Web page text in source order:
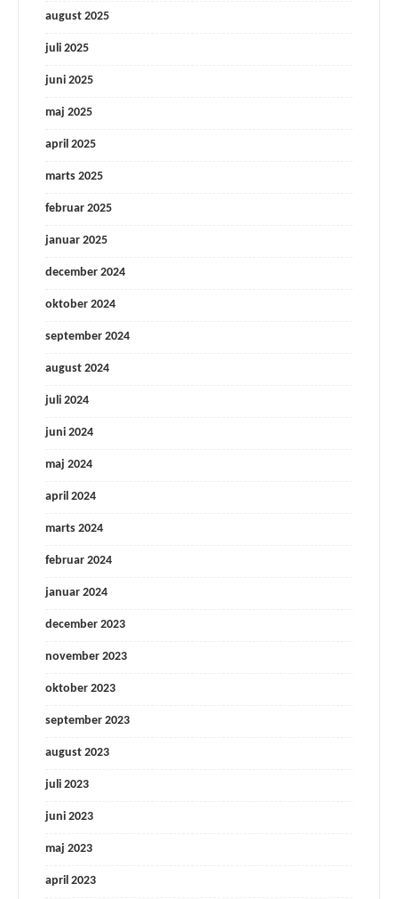
august 2025
juli 2025
juni 2025
maj 2025
april 2025
marts 2025
februar 2025
januar 2025
december 2024
oktober 2024
september 2024
august 2024
juli 2024
juni 2024
maj 2024
april 2024
marts 2024
februar 2024
januar 2024
december 2023
november 2023
oktober 2023
september 2023
august 2023
juli 2023
juni 2023
maj 2023
april 2023